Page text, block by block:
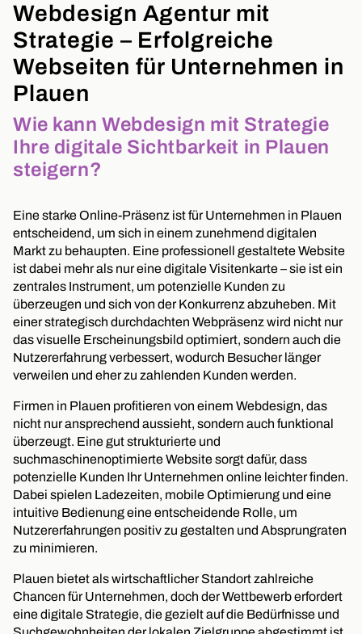
Webdesign Agentur mit
Strategie – Erfolgreiche
Webseiten für Unternehmen in
Plauen
Wie kann Webdesign mit Strategie
Ihre digitale Sichtbarkeit in Plauen
steigern?
Eine starke Online-Präsenz ist für Unternehmen in Plauen
entscheidend, um sich in einem zunehmend digitalen
Markt zu behaupten. Eine professionell gestaltete Website
ist dabei mehr als nur eine digitale Visitenkarte – sie ist ein
zentrales Instrument, um potenzielle Kunden zu
überzeugen und sich von der Konkurrenz abzuheben. Mit
einer strategisch durchdachten Webpräsenz wird nicht nur
das visuelle Erscheinungsbild optimiert, sondern auch die
Nutzererfahrung verbessert, wodurch Besucher länger
verweilen und eher zu zahlenden Kunden werden.
Firmen in Plauen profitieren von einem Webdesign, das
nicht nur ansprechend aussieht, sondern auch funktional
überzeugt. Eine gut strukturierte und
suchmaschinenoptimierte Website sorgt dafür, dass
potenzielle Kunden Ihr Unternehmen online leichter finden.
Dabei spielen Ladezeiten, mobile Optimierung und eine
intuitive Bedienung eine entscheidende Rolle, um
Nutzererfahrungen positiv zu gestalten und Absprungraten
zu minimieren.
Plauen bietet als wirtschaftlicher Standort zahlreiche
Chancen für Unternehmen, doch der Wettbewerb erfordert
eine digitale Strategie, die gezielt auf die Bedürfnisse und